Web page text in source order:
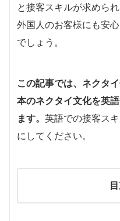
と接客スキルが求めら
外国人のお客様にも安
でしょう。
この記事では、ネクタ
本のネクタイ文化を英
ます。 英語での接客ス
にしてください。